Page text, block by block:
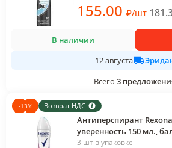
155.00 ₽/шт
В наличии
12 августа
Всего 3
-13% Возврат НДС
Антиперспирант
уверенность 150 мл.,
3 шт в упаковке